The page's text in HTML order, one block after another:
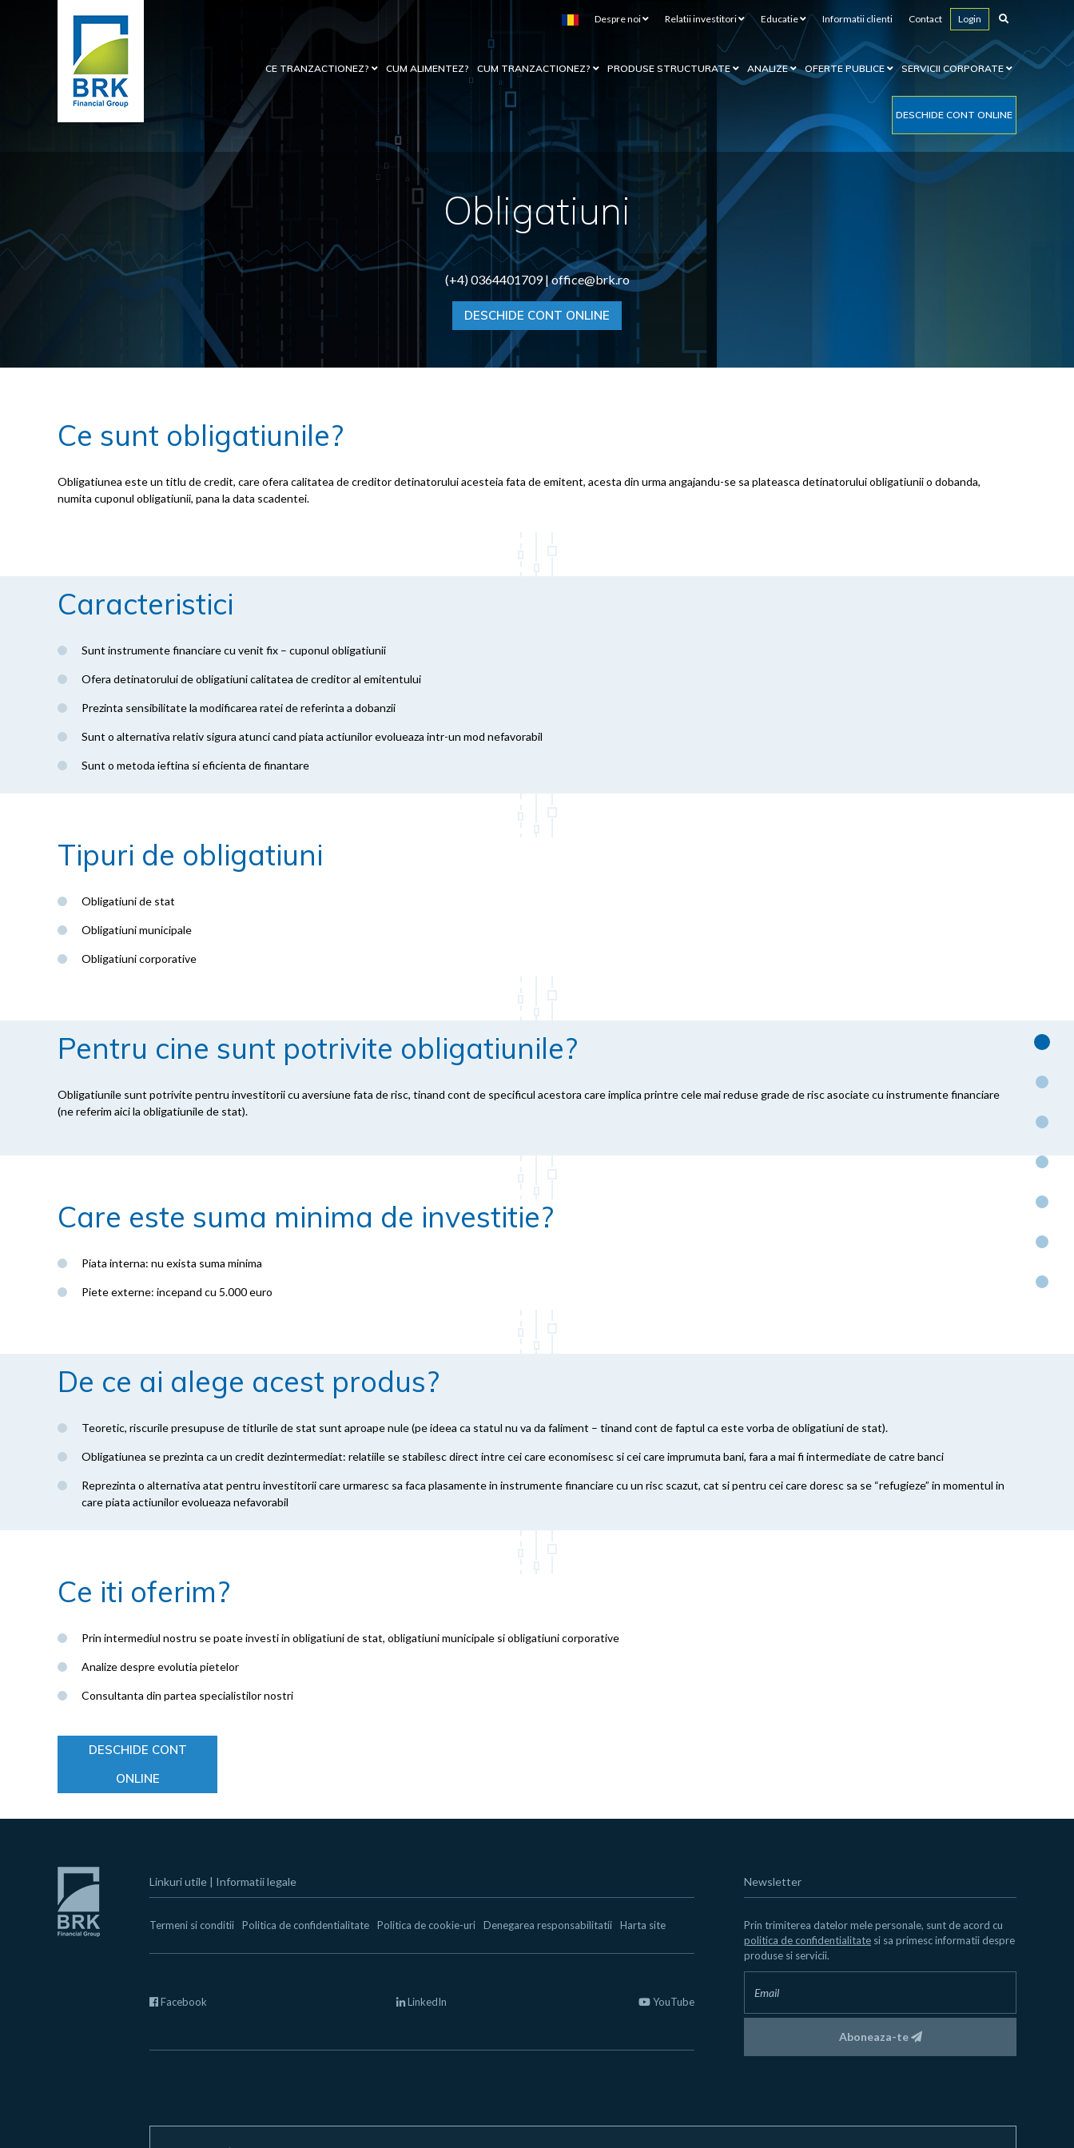
Despre noi Relatii investitori Educatie Informatii clienti Contact Login
CE TRANZACTIONEZ? CUM ALIMENTEZ? CUM TRANZACTIONEZ? PRODUSE STRUCTURATE ANALIZE OFERTE PUBLICE SERVICII CORPORATE
DESCHIDE CONT ONLINE
Obligatiuni
(+4) 0364401709 |office@brk.ro
DESCHIDE CONT ONLINE
Ce sunt obligatiunile?
Obligatiunea este un titlu de credit, care ofera calitatea de creditor detinatorului acesteia fata de emitent, acesta din urma angajandu-se sa plateasca detinatorului obligatiunii o dobanda,
numita cuponul obligatiunii, pana la data scadentei.
Caracteristici
Sunt instrumente financiare cu venit fix – cuponul obligatiunii
Ofera detinatorului de obligatiuni calitatea de creditor al emitentului
Prezinta sensibilitate la modificarea ratei de referinta a dobanzii
Sunt o alternativa relativ sigura atunci cand piata actiunilor evolueaza intr-un mod nefavorabil
Sunt o metoda ieftina si eficienta de finantare
Tipuri de obligatiuni
Obligatiuni de stat
Obligatiuni municipale
Obligatiuni corporative
Pentru cine sunt potrivite obligatiunile?
Obligatiunile sunt potrivite pentru investitorii cu aversiune fata de risc, tinand cont de specificul acestora care implica printre cele mai reduse grade de risc asociate cu instrumente financiare
(ne referim aici la obligatiunile de stat).
Care este suma minima de investitie?
Piata interna: nu exista suma minima
Piete externe: incepand cu 5.000 euro
De ce ai alege acest produs?
Teoretic, riscurile presupuse de titlurile de stat sunt aproape nule (pe ideea ca statul nu va da faliment – tinand cont de faptul ca este vorba de obligatiuni de stat).
Obligatiunea se prezinta ca un credit dezintermediat: relatiile se stabilesc direct intre cei care economisesc si cei care imprumuta bani, fara a mai fi intermediate de catre banci
Reprezinta o alternativa atat pentru investitorii care urmaresc sa faca plasamente in instrumente financiare cu un risc scazut, cat si pentru cei care doresc sa se “refugieze” in momentul in
care piata actiunilor evolueaza nefavorabil
Ce iti oferim?
Prin intermediul nostru se poate investi in obligatiuni de stat, obligatiuni municipale si obligatiuni corporative
Analize despre evolutia pietelor
Consultanta din partea specialistilor nostri
DESCHIDE CONT
ONLINE
Linkuri utile | Informatii legale
Termeni si conditii Politica de confidentialitate Politica de cookie-uri Denegarea responsabilitatii Harta site
Facebook LinkedIn YouTube
Newsletter
Prin trimiterea datelor mele personale, sunt de acord cu
politica de confidentialitate si sa primesc informatii despre
produse si servicii.
Aboneaza-te